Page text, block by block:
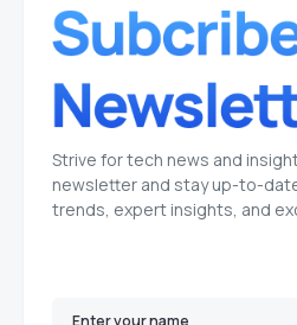
Strive for tech news and
newsletter and stay up-to-
trends, expert insights, and